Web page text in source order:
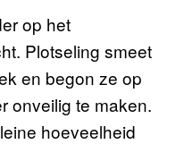
op het
Plotseling smeet
en begon ze op
onveilig te maken.
hoeveelheid